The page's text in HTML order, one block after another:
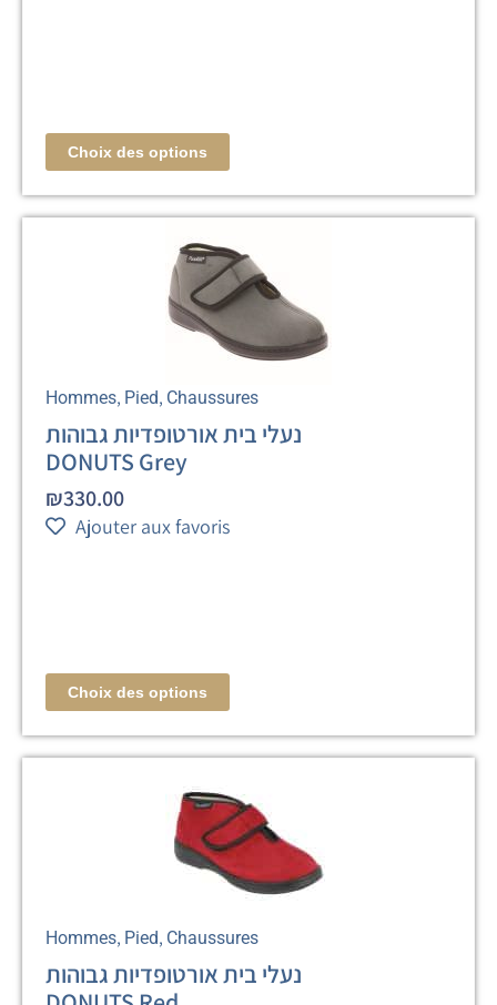
Choix des options
Hommes, Pied, Chaussures
נעלי בית אורטופדיות גבוהות
DONUTS Grey
₪330.00
Ajouter aux favoris
Choix des options
Hommes, Pied, Chaussures
נעלי בית אורטופדיות גבוהות